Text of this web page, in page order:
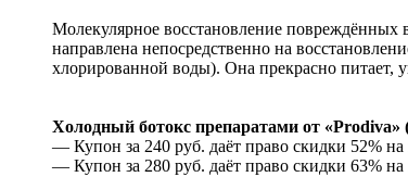
Молекулярное восстановление повреждённых
направлена непосредственно на
хлорированной воды). Она прекрасно
Холодный ботокс препаратами от «Prodiva»
— Купон за 240 руб. даёт право скидки 52%
— Купон за 280 руб. даёт право скидки 63%